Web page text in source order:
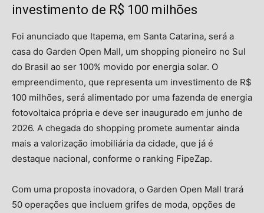
investimento de R$ 100 milhões
Foi anunciado que Itapema, em Santa Catarina, será a
casa do Garden Open Mall, um shopping pioneiro no Sul
do Brasil ao ser 100% movido por energia solar. O
empreendimento, que representa um investimento de R$
100 milhões, será alimentado por uma fazenda de energia
fotovoltaica própria e deve ser inaugurado em junho de
2026. A chegada do shopping promete aumentar ainda
mais a valorização imobiliária da cidade, que já é
destaque nacional, conforme o ranking FipeZap.
Com uma proposta inovadora, o Garden Open Mall trará
50 operações que incluem grifes de moda, opções de